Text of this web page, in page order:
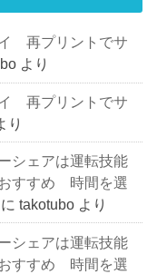
イ 再プリントでサ
より
イ 再プリントでサ
り
シェアは運転技能
すすめ 時間を選
にtakotubo より
シェアは運転技能
すすめ 時間を選